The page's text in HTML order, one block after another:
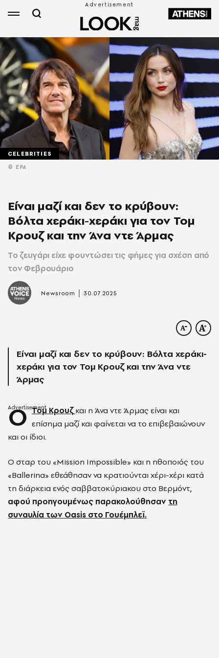
© EPA
CELEBRITIES
Είναι μαζί και δεν το κρύβουν:
Βόλτα χεράκι-χεράκι για τον Τομ
Κρουζ και την Άνα ντε Άρμας
Το ζευγάρι είχε φουντώσει τις φήμες για σχέση από
τον Φεβρουάριο
Newsroom |30.07.2025
Είναι μαζί και δεν το κρύβουν: Βόλτα χεράκι-
χεράκι για τον Τομ Κρουζ και την Άνα ντε
Άρμας
Ο Τομ Κρουζ και η Άνα ντε Άρμας είναι και
επίσημα μαζί και φαίνεται να το επιβεβαιώνουν
και οι ίδιοι.
Ο σταρ του «Mission Impossible» και η ηθοποιός του
«Ballerina» εθεάθησαν να κρατιούνται χέρι-χέρι κατά
τη διάρκεια ενός σαββατοκύριακου στο Βερμόντ,
αφού προηγουμένως παρακολούθησαν τη
συναυλία των Oasis στο Γουέμπλεϊ.